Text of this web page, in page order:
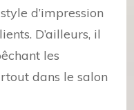
d’impression
D’ailleurs, il
les
dans le salon